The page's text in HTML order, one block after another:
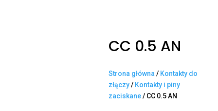
CC 0.5 AN
Strona główna / Kontakty do
złączy/ Kontakty i piny
zaciskane/ CC 0.5 AN